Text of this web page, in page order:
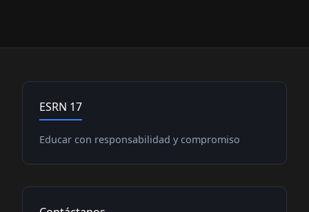
ESRN 17
Educar con responsabilidad y compromiso